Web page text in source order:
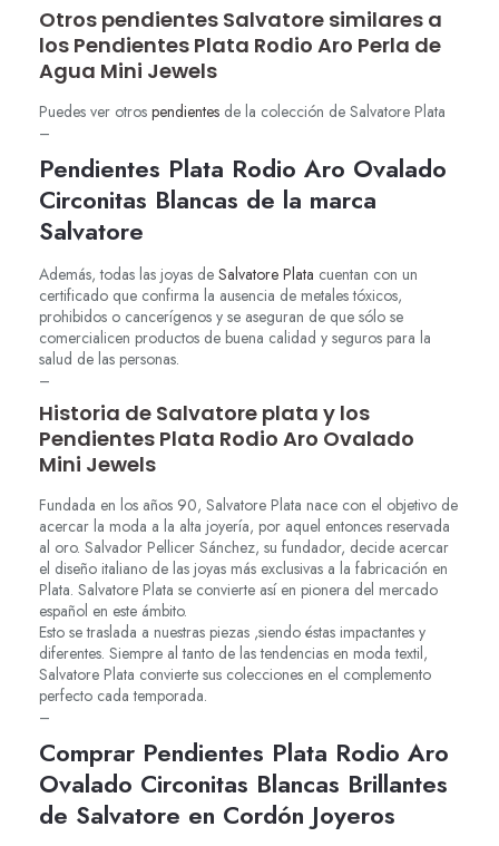
Otros pendientes Salvatore similares a
los Pendientes Plata Rodio Aro Perla de
Agua Mini Jewels
Puedes ver otros pendientes de la colección de Salvatore Plata
–
Pendientes Plata Rodio Aro Ovalado
Circonitas Blancas de la marca
Salvatore
Además, todas las joyas de Salvatore Plata cuentan con un
certificado que confirma la ausencia de metales tóxicos,
prohibidos o cancerígenos y se aseguran de que sólo se
comercialicen productos de buena calidad y seguros para la
salud de las personas.
–
Historia de Salvatore plata y los
Pendientes Plata Rodio Aro Ovalado
Mini Jewels
Fundada en los años 90, Salvatore Plata nace con el objetivo de
acercar la moda a la alta joyería, por aquel entonces reservada
al oro. Salvador Pellicer Sánchez, su fundador, decide acercar
el diseño italiano de las joyas más exclusivas a la fabricación en
Plata. Salvatore Plata se convierte así en pionera del mercado
español en este ámbito.
Esto se traslada a nuestras piezas ,siendo éstas impactantes y
diferentes. Siempre al tanto de las tendencias en moda textil,
Salvatore Plata convierte sus colecciones en el complemento
perfecto cada temporada.
–
Comprar Pendientes Plata Rodio Aro
Ovalado Circonitas Blancas Brillantes
de Salvatore en Cordón Joyeros